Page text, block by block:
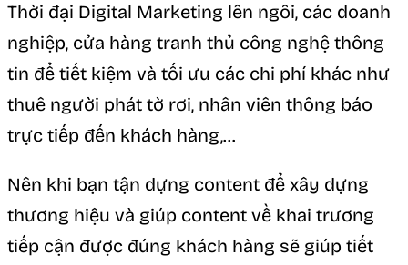
Thời đại Digital Marketing lên ngôi, các doanh
nghiệp, cửa hàng tranh thủ công nghệ thông
tin để tiết kiệm và tối ưu các chi phí khác như
thuê người phát tờ rơi, nhân viên thông báo
trực tiếp đến khách hàng,…
Nên khi bạn tận dựng content để xây dựng
thương hiệu và giúp content về khai trương
tiếp cận được đúng khách hàng sẽ giúp tiết